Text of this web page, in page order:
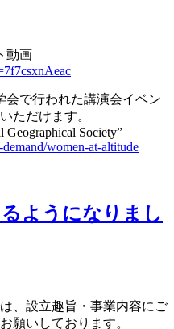
動画
会で行われた講演会イベン
ただけます。
Geographical Society”
women-at-altitude
ようになりまし
、設立趣旨・事業内容にご
願いしております。